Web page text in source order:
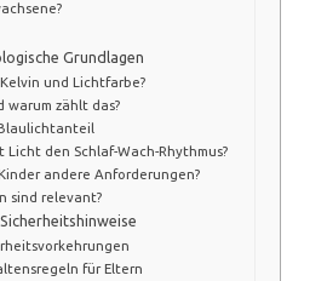
Grundlagen
und Lichtfarbe?
warum zählt das?
den Schlaf-Wach-Rhythmus?
andere Anforderungen?
sind relevant?
für Eltern